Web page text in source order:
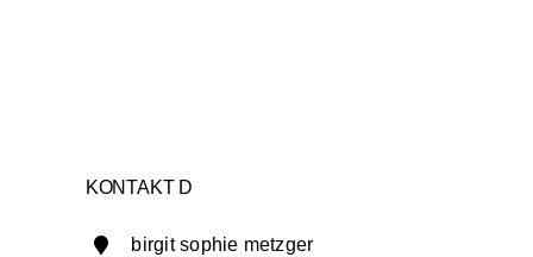
KONTAKT D
birgit sophie metzger